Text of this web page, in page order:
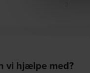
vi hjælpe med?